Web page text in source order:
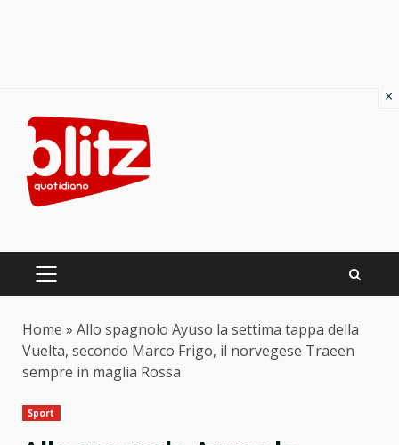
content
PRIMARY
Home » Allo spagnolo Ayuso la settima tappa della
Vuelta, secondo Marco Frigo, il norvegese Traeen
sempre in maglia Rossa
Sport
×